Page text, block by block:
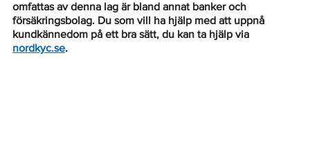
omfattas av denna lag är bland annat banker och
försäkringsbolag. Du som vill ha hjälp med att uppnå
kundkännedom på ett bra sätt, du kan ta hjälp via
nordkyc.se.